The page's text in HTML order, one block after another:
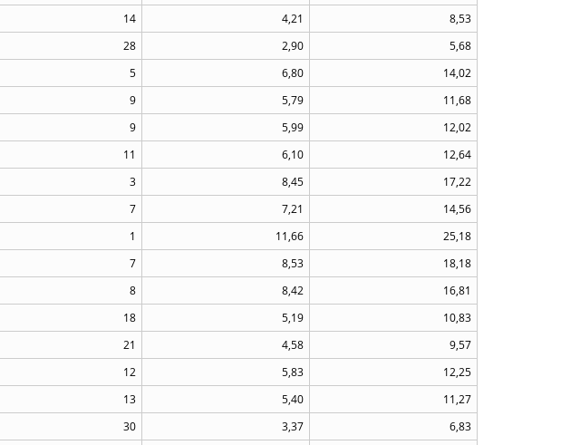
14 4,21
8,53
28 2,90
5,68
5 6,80
14,02
9 5,79
11,68
9 5,99
12,02
11 6,10
12,64
3 8,45
17,22
7 7,21
14,56
1 11,66
25,18
7 8,53
18,18
8 8,42
16,81
18 5,19
10,83
21 4,58
9,57
12 5,83
12,25
13 5,40
11,27
30 3,37
6,83